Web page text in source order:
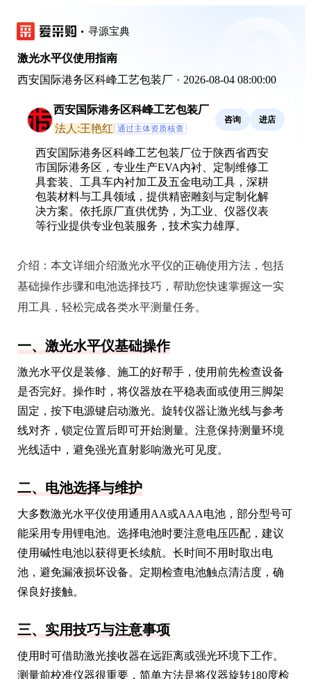
寻源宝典
激光水平仪使用指南
西安国际港务区科峰工艺包装厂 · 2026-08-04 08:00:00
西安国际港务区科峰工艺包装厂
法人:王艳红 通过主体资质核查
咨询 进店
西安国际港务区科峰工艺包装厂位于陕西省西安
市国际港务区，专业生产EVA内衬、定制维修工
具套装、工具车内衬加工及五金电动工具，深耕
包装材料与工具领域，提供精密雕刻与定制化解
决方案。依托原厂直供优势，为工业、仪器仪表
等行业提供专业包装服务，技术实力雄厚。
介绍： 本文详细介绍激光水平仪的正确使用方法，包括
基础操作步骤和电池选择技巧，帮助您快速掌握这一实
用工具，轻松完成各类水平测量任务。
一、激光水平仪基础操作
激光水平仪是装修、施工的好帮手，使用前先检查设备
是否完好。操作时，将仪器放在平稳表面或使用三脚架
固定，按下电源键启动激光。旋转仪器让激光线与参考
线对齐，锁定位置后即可开始测量。注意保持测量环境
光线适中，避免强光直射影响激光可见度。
二、电池选择与维护
大多数激光水平仪使用通用AA或AAA电池，部分型号可
能采用专用锂电池。选择电池时要注意电压匹配，建议
使用碱性电池以获得更长续航。长时间不用时取出电
池，避免漏液损坏设备。定期检查电池触点清洁度，确
保良好接触。
三、实用技巧与注意事项
使用时可借助激光接收器在远距离或强光环境下工作。
测量前校准仪器很重要，简单方法是将仪器旋转180度检